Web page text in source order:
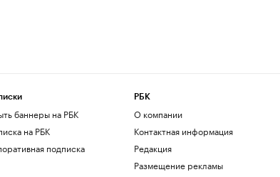
баннеры на РБК
на РБК
подписка
РБК
О компании
Контактная информация
Редакция
Размещение рекламы